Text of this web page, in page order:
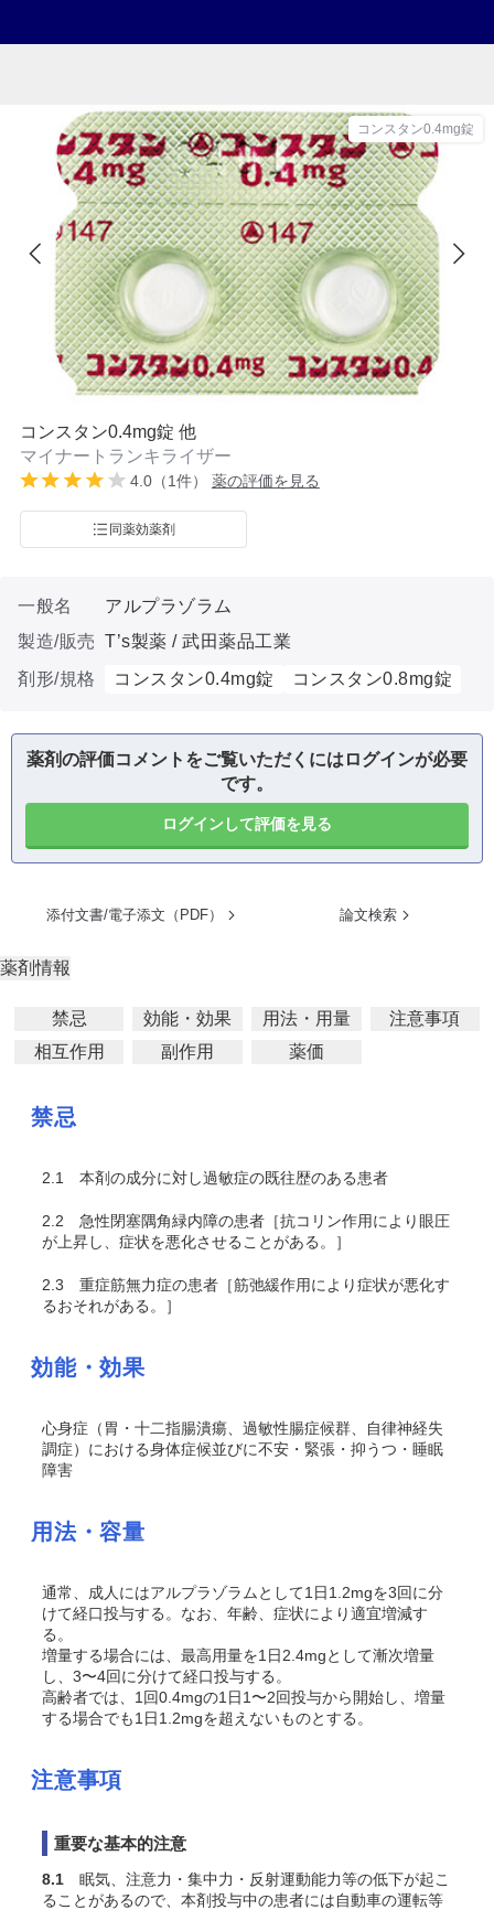
コンスタン0.4mg錠
コンスタン0.4mg錠 他
マイナートランキライザー
4.0（1件） 薬の評価を見る
同薬効薬剤
一般名
アルプラゾラム
製造/販売 T’s製薬 / 武田薬品工業
剤形/規格
コンスタン0.4mg錠 コンスタン0.8mg錠
薬剤の評価コメントをご覧いただくにはログインが必要
です。
ログインして評価を見る
添付文書/電子添文（PDF） 論文検索
薬剤情報
禁忌 効能・効果 用法・用量
注意事項
相互作用
副作用 薬価
禁忌
2.1 本剤の成分に対し過敏症の既往歴のある患者
2.2 急性閉塞隅角緑内障の患者［抗コリン作用により眼圧
が上昇し、症状を悪化させることがある。］
2.3 重症筋無力症の患者［筋弛緩作用により症状が悪化す
るおそれがある。］
効能・効果
心身症（胃・十二指腸潰瘍、過敏性腸症候群、自律神経失
調症）における身体症候並びに不安・緊張・抑うつ・睡眠
障害
用法・容量
通常、成人にはアルプラゾラムとして1日1.2mgを3回に分
けて経口投与する。なお、年齢、症状により適宜増減す
る。
増量する場合には、最高用量を1日2.4mgとして漸次増量
し、3〜4回に分けて経口投与する。
高齢者では、1回0.4mgの1日1〜2回投与から開始し、増量
する場合でも1日1.2mgを超えないものとする。
注意事項
重要な基本的注意
8.1 眠気、注意力・集中力・反射運動能力等の低下が起こ
ることがあるので、本剤投与中の患者には自動車の運転等